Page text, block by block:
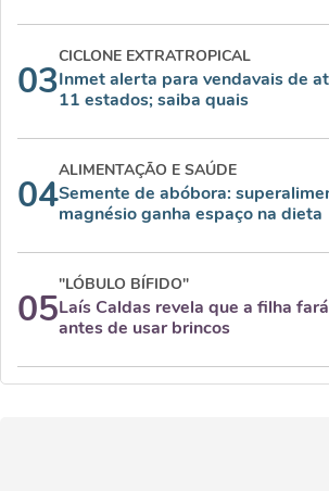
03
CICLONE EXTRATROPICAL
Inmet alerta para vendavais de
11 estados; saiba quais
04
ALIMENTAÇÃO E SAÚDE
Semente de abóbora:
magnésio ganha espaço na dieta
05
"LÓBULO BÍFIDO"
Laís Caldas revela que a filha
antes de usar brincos